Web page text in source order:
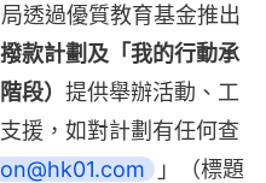
透過優質教育基金推出
款計劃及「我的行動承
段） 提供舉辦活動、工
援，如對計劃有任何查
」（標題